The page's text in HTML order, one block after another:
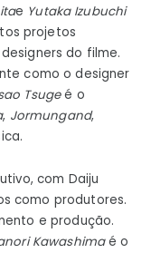
e Yutaka Izubuchi
projetos
do filme.
como o designer
Tsugeé o
, Jormungand,
com Daiju
como produtores.
e produção.
Kawashimaé o